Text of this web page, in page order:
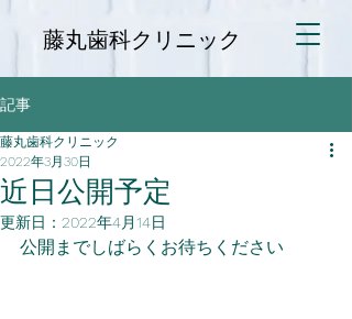
藤丸歯科クリニック
記事
近日公開予定
藤丸歯科クリニック
2022年3月30日
更新日： 2022年4月14日
公開までしばらくお待ちください